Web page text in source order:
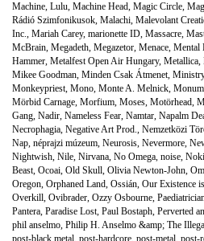
Machine, Lulu, Machine Head, Magic Circle,
Rádió Szimfonikusok, Malachi, Malevolant
Inc., Mariah Carey, marionette ID, Massacre,
McBrain, Megadeth, Megazetor, Menace, Mental
Hammer, Metalfest Open Air Hungary, Metallica,
Mikee Goodman, Minden Csak Átmenet, Ministry
Monkeypriest, Mono, Monte A. Melnick,
Mörbid Carnage, Morfium, Moses, Motörhead,
Gang, Nadir, Nameless Fear, Namtar, Napalm
Necrophagia, Negative Art Prod., Nemzetközi
Nap, néprajzi múzeum, Neurosis, Nevermore,
Nightwish, Nile, Nirvana, No Omega, noise,
Beast, Ocoai, Old Skull, Olivia Newton-John, Om
Oregon, Orphaned Land, Ossián, Our Existence
Overkill, Ovibrader, Ozzy Osbourne,
Pantera, Paradise Lost, Paul Bostaph, Perverted
phil anselmo, Philip H. Anselmo &amp; The